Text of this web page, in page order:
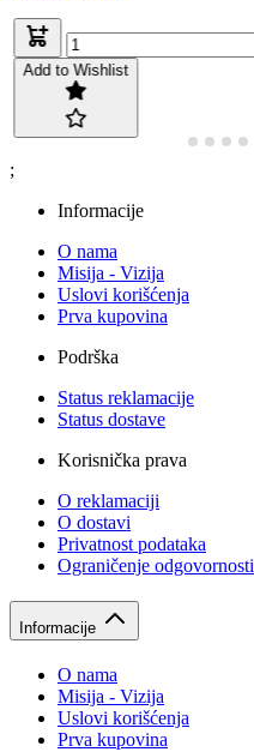
Add to Wishlist
;
Informacije
O nama
Misija - Vizija
Uslovi korišćenja
Prva kupovina
Podrška
Status reklamacije
Status dostave
Korisnička prava
O reklamaciji
O dostavi
Privatnost podataka
Ograničenje odgovornosti
Informacije
O nama
Misija - Vizija
Uslovi korišćenja
Prva kupovina